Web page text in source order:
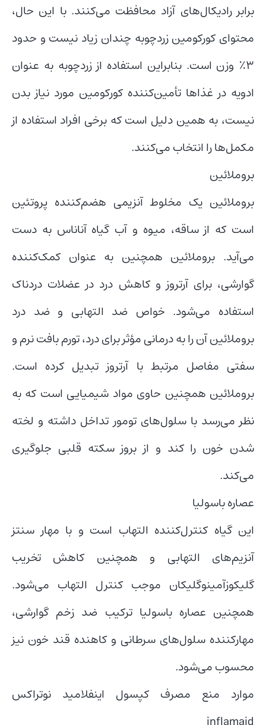
برابر رادیکال‌های آزاد محافظت می‌کنند. با این حال،
محتوای کورکومین زردچوبه چندان زیاد نیست و حدود
3٪ وزن است. بنابراین استفاده از زردچوبه به عنوان
ادویه در غذاها تأمین‌کننده کورکومین مورد نیاز بدن
نیست، به همین دلیل است که برخی افراد استفاده از
مکمل‌ها را انتخاب می‌کنند.
بروملائین
بروملائین یک مخلوط آنزیمی هضم‌کننده پروتئین
است که از ساقه، میوه و آب گیاه آناناس به دست
می‌آید. بروملائین همچنین به عنوان کمک‌کننده
گوارشی، برای آرتروز و کاهش درد در عضلات دردناک
استفاده می‌شود. خواص ضد التهابی و ضد درد
بروملائین آن را به درمانی مؤثر برای درد، تورم بافت نرم و
سفتی مفاصل مرتبط با آرتروز تبدیل کرده است.
بروملائین همچنین حاوی مواد شیمیایی است که به
نظر می‌رسد با سلول‌های تومور تداخل داشته و لخته
شدن خون را کند و از بروز سکته قلبی جلوگیری
می‌کند.
عصاره باسولیا
این گیاه کنترل‌کننده التهاب است و با مهار سنتز
آنزیم‌های التهابی و همچنین کاهش تخریب
گلیکوزآمینوگلیکان موجب کنترل التهاب می‌شود.
همچنین عصاره باسولیا ترکیب ضد زخم گوارشی،
مهارکننده سلول‌های سرطانی و کاهنده قند خون نیز
محسوب می‌شود.
موارد منع مصرف کپسول اینفلامید نوتراکس